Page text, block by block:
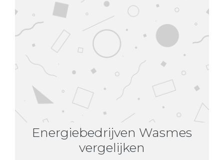
Energiebedrijven Wasmes
vergelijken